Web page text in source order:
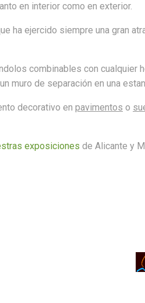
en interior como en exterior.
ha ejercido siempre una gran
combinables con cualquier
muro de separación en una
decorativo en pavimentos o
exposiciones de Alicante y